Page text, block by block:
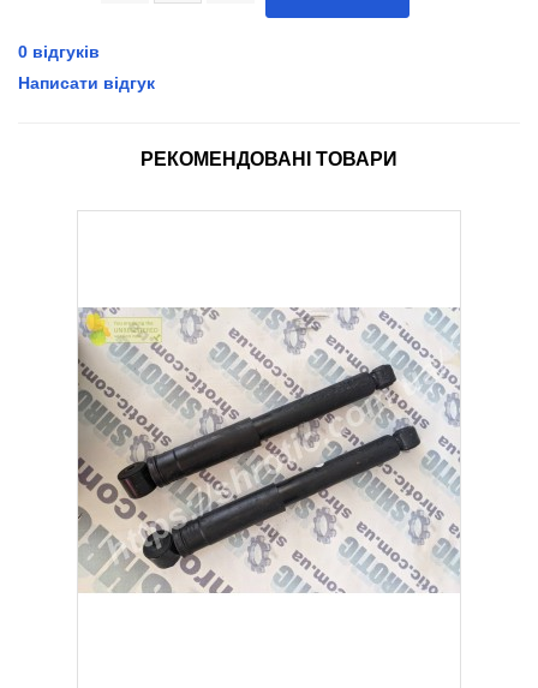
0 відгуків
Написати відгук
РЕКОМЕНДОВАНІ ТОВАРИ